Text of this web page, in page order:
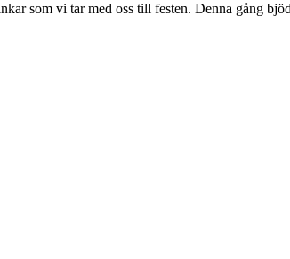
som vi tar med oss till festen. Denna gång